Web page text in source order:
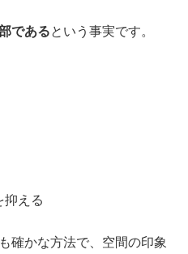
であるという事実です。
抑える
確かな方法で、空間の印象